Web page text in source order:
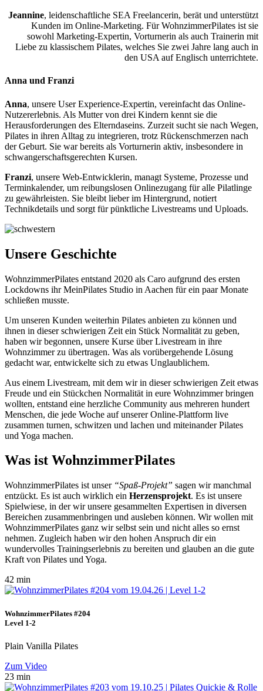
Jeannine, leidenschaftliche SEA Freelancerin, berät und unterstützt
Kunden im Online-Marketing. Für WohnzimmerPilates ist sie
sowohl Marketing-Expertin, Vorturnerin als auch Trainerin mit
Liebe zu klassischem Pilates, welches Sie zwei Jahre lang auch in
den USA auf Englisch unterrichtete.
Anna und Franzi
Anna, unsere User Experience-Expertin, vereinfacht das Online-
Nutzererlebnis. Als Mutter von drei Kindern kennt sie die
Herausforderungen des Elterndaseins. Zurzeit sucht sie nach Wegen,
Pilates in ihren Alltag zu integrieren, trotz Rückenschmerzen nach
der Geburt. Sie war bereits als Vorturnerin aktiv, insbesondere in
schwangerschaftsgerechten Kursen.
Franzi, unsere Web-Entwicklerin, managt Systeme, Prozesse und
Terminkalender, um reibungslosen Onlinezugang für alle Pilatlinge
zu gewährleisten. Sie bleibt lieber im Hintergrund, notiert
Technikdetails und sorgt für pünktliche Livestreams und Uploads.
Unsere Geschichte
WohnzimmerPilates entstand 2020 als Caro aufgrund des ersten
Lockdowns ihr MeinPilates Studio in Aachen für ein paar Monate
schließen musste.
Um unseren Kunden weiterhin Pilates anbieten zu können und
ihnen in dieser schwierigen Zeit ein Stück Normalität zu geben,
haben wir begonnen, unsere Kurse über Livestream in ihre
Wohnzimmer zu übertragen. Was als vorübergehende Lösung
gedacht war, entwickelte sich zu etwas Unglaublichem.
Aus einem Livestream, mit dem wir in dieser schwierigen Zeit etwas
Freude und ein Stückchen Normalität in eure Wohnzimmer bringen
wollten, entstand eine herzliche Community aus mehreren hundert
Menschen, die jede Woche auf unserer Online-Plattform live
zusammen turnen, schwitzen und lachen und miteinander Pilates
und Yoga machen.
Was ist Wohnzimmer­Pilates
WohnzimmerPilates ist unser “Spaß-Projekt” sagen wir manchmal
entzückt. Es ist auch wirklich ein Herzensprojekt. Es ist unsere
Spielwiese, in der wir unsere gesammelten Expertisen in diversen
Bereichen zusammenbringen und ausleben können. Wir wollen mit
WohnzimmerPilates ganz wir selbst sein und nicht alles so ernst
nehmen. Zugleich haben wir den hohen Anspruch dir ein
wundervolles Trainingserlebnis zu bereiten und glauben an die gute
Kraft von Pilates und Yoga.
42 min
WohnzimmerPilates #204
Level 1-2
Plain Vanilla Pilates
Zum Video
23 min